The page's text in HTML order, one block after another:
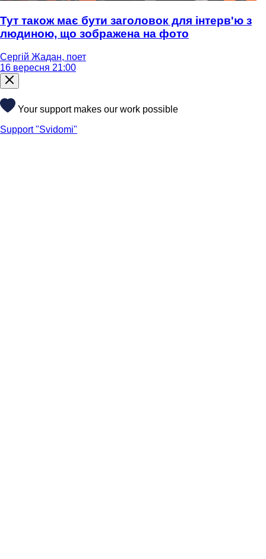
Тут також має бути заголовок для інтерв'ю з
людиною, що зображена на фото
Сергій Жадан, поет
16 вересня 21:00
Your support makes our work possible
Support "Svidomi"